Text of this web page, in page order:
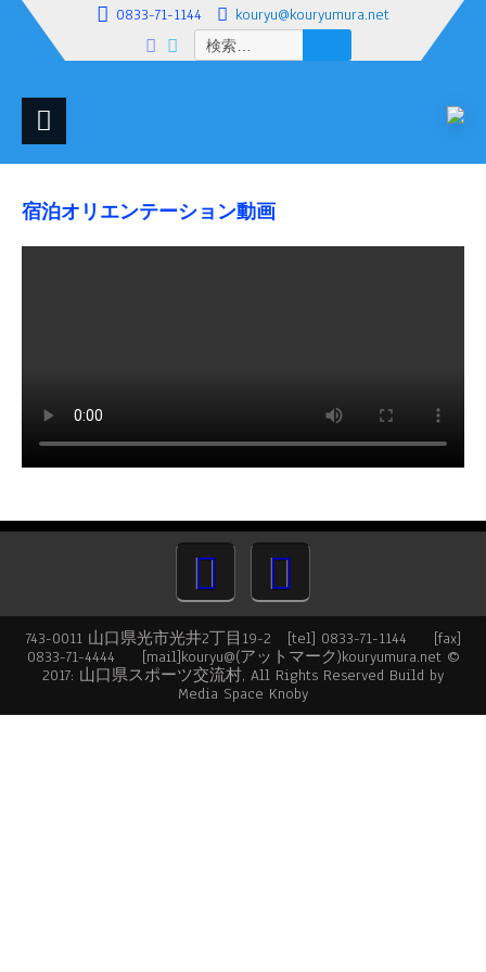
0833-71-1144
kouryu@kouryumura.net
検
索:
宿泊オリエンテーション動画
743-0011 山口県光市光井2丁目19-2 [tel] 0833-71-1144 [fax]
0833-71-4444 [mail]kouryu@(アットマーク)kouryumura.net ©
2017: 山口県スポーツ交流村, All Rights Reserved Build by
Media Space Knoby